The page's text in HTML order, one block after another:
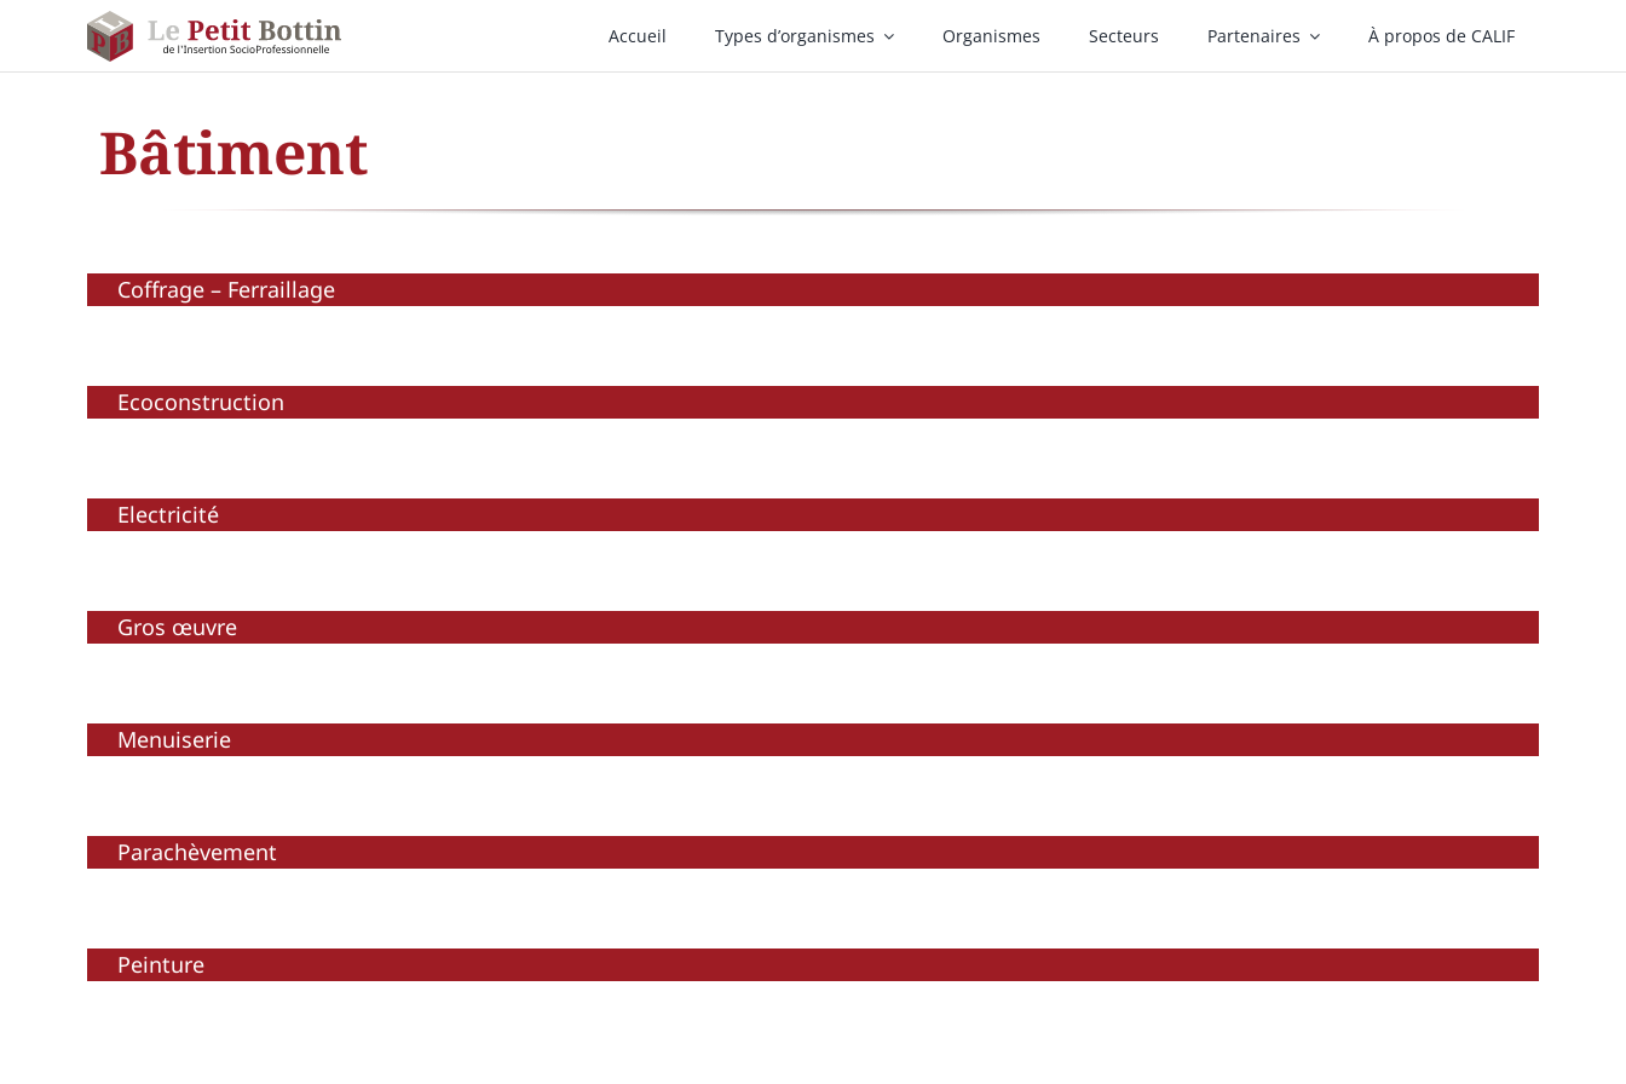
contenu
Accueil Types d’organismes Organismes Secteurs Partenaires À propos de CALIF
Bâtiment
Coffrage – Ferraillage
Ecoconstruction
Electricité
Gros œuvre
Menuiserie
Parachèvement
Peinture